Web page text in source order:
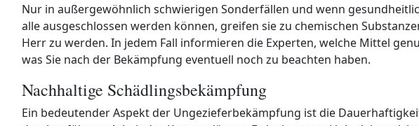
Nur in außergewöhnlich schwierigen Sonderfällen und wenn
alle ausgeschlossen werden können, greifen sie zu chemischen
Herr zu werden. In jedem Fall informieren die Experten, welche Mittel
was Sie nach der Bekämpfung eventuell noch zu beachten haben.
Nachhaltige Schädlingsbekämpfung
Ein bedeutender Aspekt der Ungezieferbekämpfung ist die